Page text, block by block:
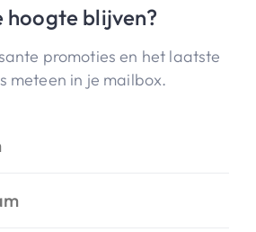
hoogte blijven?
promoties en het laatste
meteen in je mailbox.